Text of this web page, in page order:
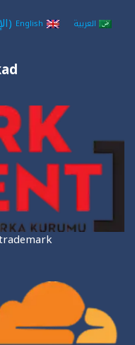
العربية English
(